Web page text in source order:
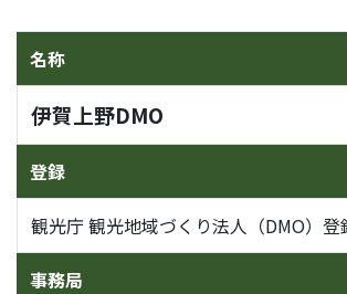
名称
伊賀上野DMO
登録
観光庁 観光地域づくり法人（DMO）登
事務局